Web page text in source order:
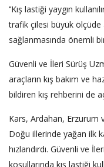
‘’Kış lastiği yaygın
trafik çilesi büyük ölçüde
sağlanmasında önemli
Güvenli ve İleri Sürüş
araçların kış bakım ve
bildiren kış rehberini de
Kars, Ardahan, Erzurum
Doğu illerinde yağan ilk
hızlandırdı. Güvenli ve
koşullarında kış lastiği